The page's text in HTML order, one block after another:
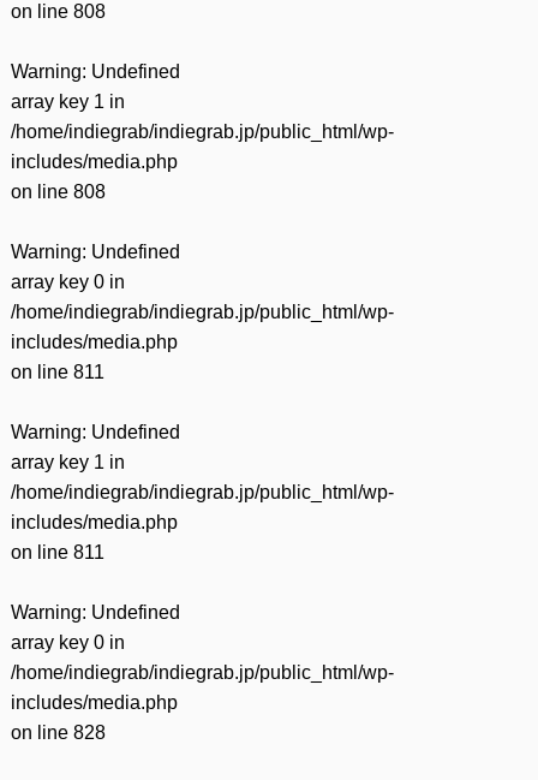
on line 808
Warning: Undefined
array key 1 in
/home/indiegrab/indiegrab.jp/public_html/wp-
includes/media.php
on line 808
Warning: Undefined
array key 0 in
/home/indiegrab/indiegrab.jp/public_html/wp-
includes/media.php
on line 811
Warning: Undefined
array key 1 in
/home/indiegrab/indiegrab.jp/public_html/wp-
includes/media.php
on line 811
Warning: Undefined
array key 0 in
/home/indiegrab/indiegrab.jp/public_html/wp-
includes/media.php
on line 828